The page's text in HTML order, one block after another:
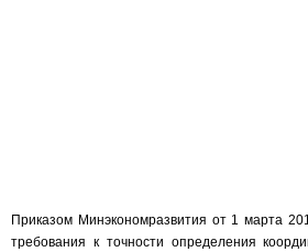
Приказом Минэкономразвития от 1 марта
требования к точности определения